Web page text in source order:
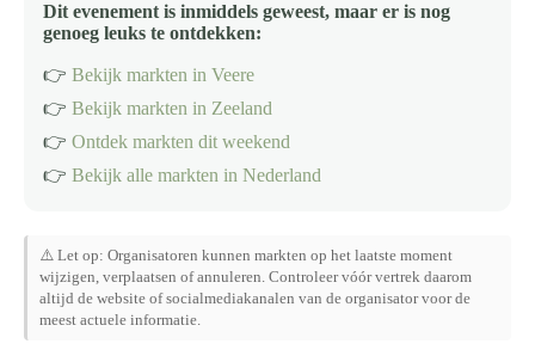
Dit evenement is inmiddels geweest, maar er is nog
genoeg leuks te ontdekken:
👉 Bekijk markten in Veere
👉 Bekijk markten in Zeeland
👉 Ontdek markten dit weekend
👉 Bekijk alle markten in Nederland
⚠️ Let op: Organisatoren kunnen markten op het laatste moment
wijzigen, verplaatsen of annuleren. Controleer vóór vertrek daarom
altijd de website of socialmediakanalen van de organisator voor de
meest actuele informatie.